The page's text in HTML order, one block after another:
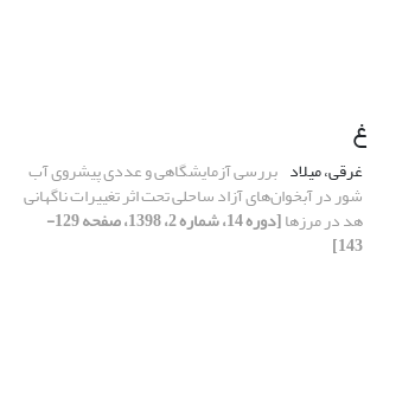
غ
غرقی، میلاد بررسی آزمایشگاهی و عددی پیشروی آب
شور در آبخوان‌های آزاد ساحلی تحت اثر تغییرات ناگهانی
هد در مرزها [دوره 14، شماره 2، 1398، صفحه 129-
143]